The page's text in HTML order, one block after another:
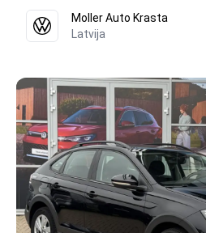
Moller Auto Krasta
Latvija